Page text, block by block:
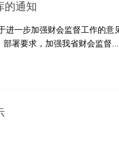
的通知
一步加强财会监督工作的意
署要求，加强我省财会监督...